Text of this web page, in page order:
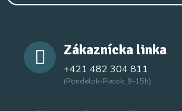
Zákaznícka linka
+421 482 304 811
(Pondelok-Piatok: 9-15h)